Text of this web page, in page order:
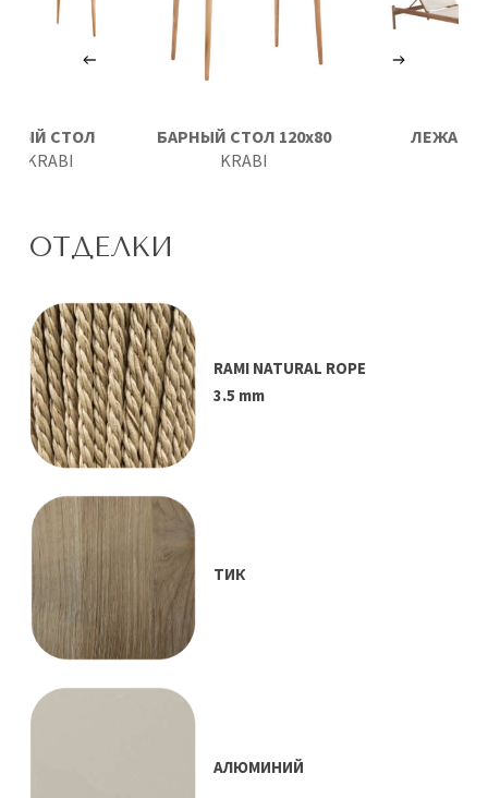
БАРНЫЙ СТОЛ 120х80
KRABI
ЛЕЖАК
СТОЛ
KRABI
ОТДЕЛКИ
RAMI NATURAL ROPE
3.5 mm
ТИК
АЛЮМИНИЙ